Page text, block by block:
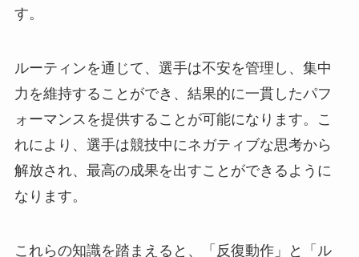
す。
ルーティンを通じて、選手は不安を管理し、集中
力を維持することができ、結果的に一貫したパフ
ォーマンスを提供することが可能になります。こ
れにより、選手は競技中にネガティブな思考から
解放され、最高の成果を出すことができるように
なります。
これらの知識を踏まえると、「反復動作」と「ル